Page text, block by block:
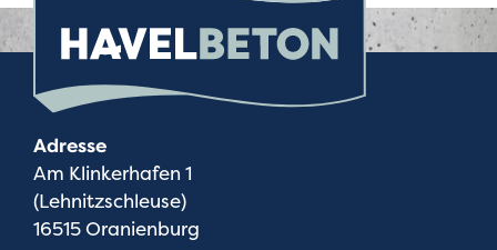
Adresse
Am Klinkerhafen 1
(Lehnitzschleuse)
16515 Oranienburg